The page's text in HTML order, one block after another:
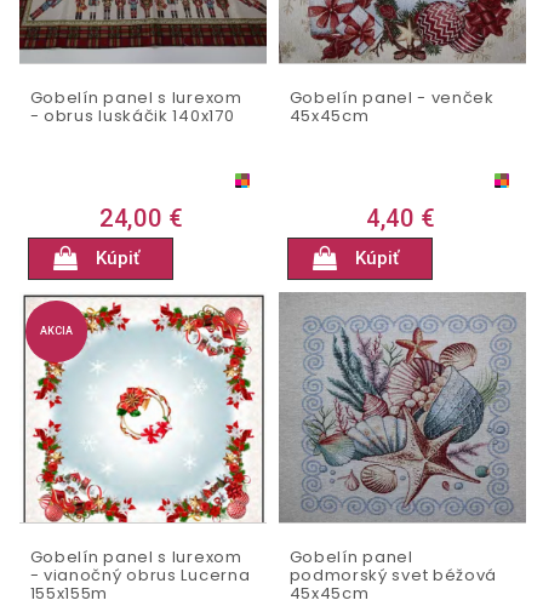
Gobelín panel s lurexom
- obrus luskáčik 140x170
24,00 €
Kúpiť
Gobelín panel - venček
45x45cm
4,40 €
Kúpiť
AKCIA
Gobelín panel s lurexom
- vianočný obrus Lucerna
155x155m
Gobelín panel
podmorský svet béžová
45x45cm